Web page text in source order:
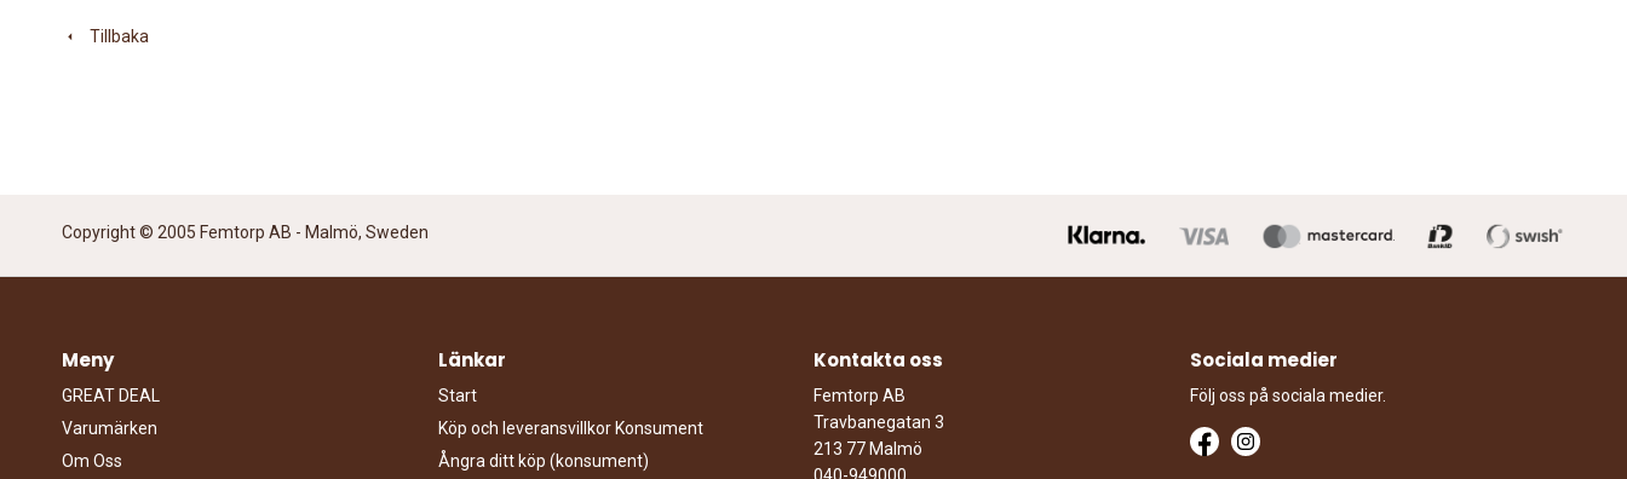
Tillbaka
Copyright © 2005 Femtorp AB - Malmö, Sweden
Meny
GREAT DEAL
Varumärken
Om Oss
Länkar
Start
Köp och leveransvillkor Konsument
Ångra ditt köp (konsument)
Kontakta oss
Femtorp AB
Travbanegatan 3
213 77 Malmö
Sociala medier
Följ oss på sociala medier.